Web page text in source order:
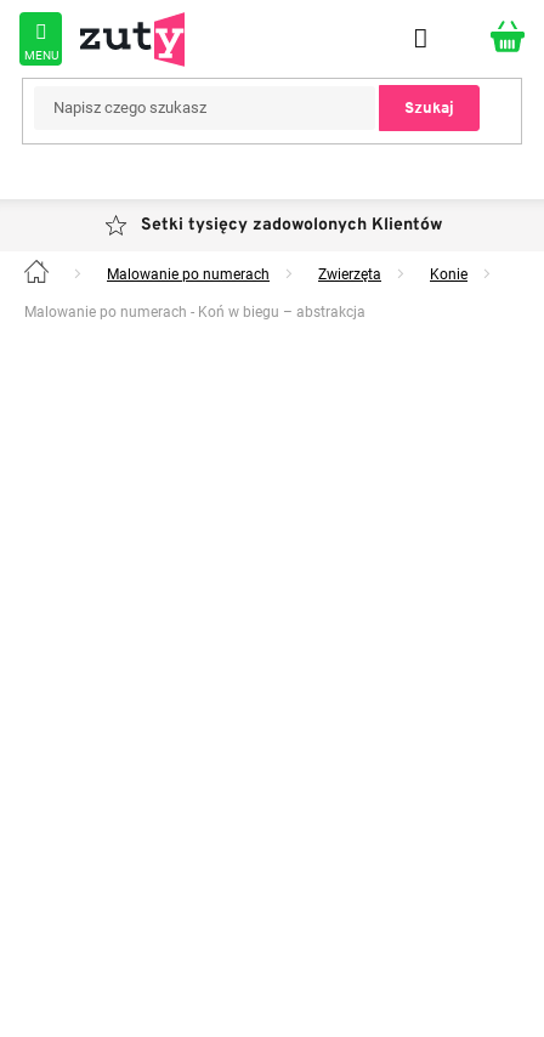
Przejść
treści
Szukaj
Setki tysięcy zadowolonych Klientów
Home Malowanie po numerach Zwierzęta Konie
Malowanie po numerach - Koń w biegu – abstrakcja